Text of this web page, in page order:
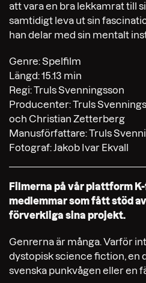
att vara en bra lekkamrat till
samtidigt leva ut sin
han delar med sin mentalt
Genre: Spelfilm
Längd: 15.13 min
Regi: Truls Svenningsson
Producenter: Truls
och Christian Zetterberg
Manusförfattare: Truls
Fotograf: Jakob Ivar Ekvall
Filmerna på vår plattform
medlemmar som fått stöd
förverkliga sina projekt.
Genrerna är många. Varför
dystopisk science fiction, en
svenska punkvågen eller en